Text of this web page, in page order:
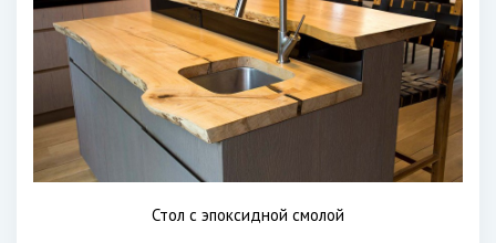
Стол с эпоксидной смолой